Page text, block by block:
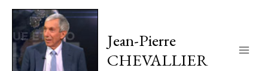
Jean-Pierre
CHEVALLIER